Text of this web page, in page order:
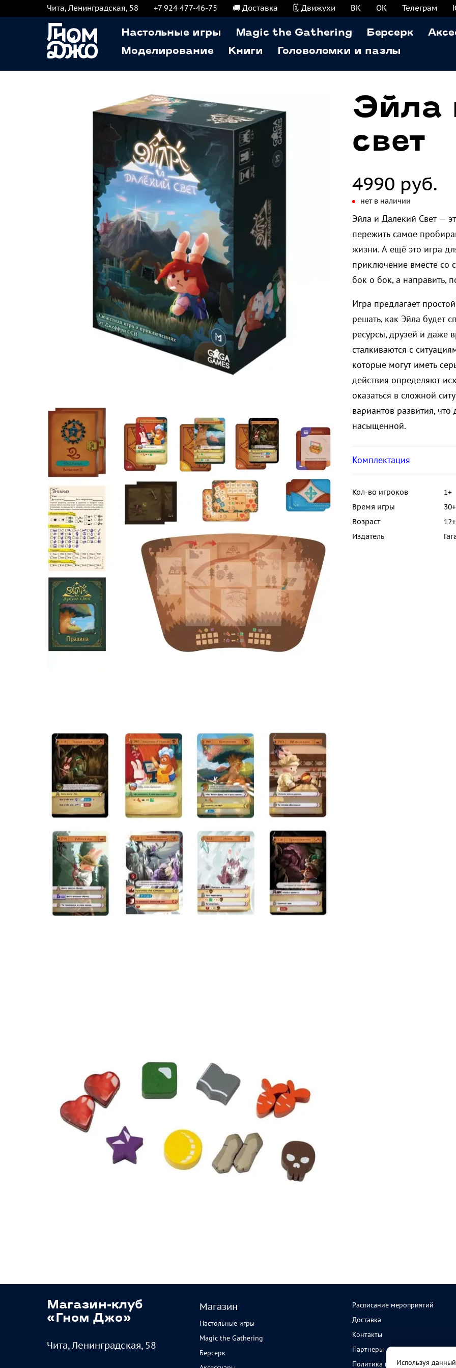
Чита, Ленинградская, 58 +7 924 477-46-75 🚚 Доставка 🗓️ Движухи ВК ОК Телеграм
Настольные игры Magic the Gathering Берсерк
Моделирование
Книги Головоломки и пазлы
Эйла
свет
4990 руб.
нет в наличии
Эйла и Далёкий Свет —
пережить самое
жизни. А ещё это игра
приключение вместе со
бок о бок, а направить,
Игра предлагает
решать, как Эйла будет
ресурсы, друзей и даже
сталкиваются с
которые могут иметь
действия определяют
оказаться в сложной
вариантов развития,
насыщенной.
Комплектация
Кол-во игроков
1+
Время игры
Возраст
12+
Издатель
Магазин-клуб
«Гном Джо»
Чита, Ленинградская, 58
Магазин
Настольные игры
Magic the Gathering
Берсерк
Расписание мероприятий
Доставка
Контакты
Партнеры
Политика конфиденциальности
Используя